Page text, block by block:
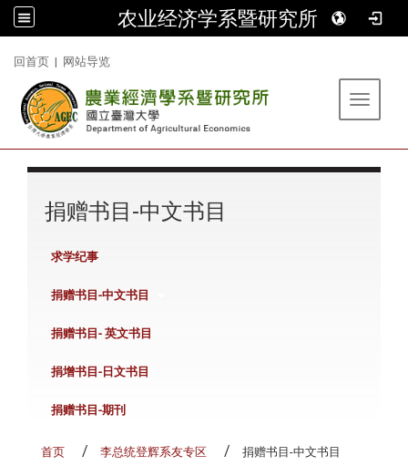
农业经济学系暨研究所
回首页 | 网站导览
Toggle
捐赠书目-中文书目
求学纪事
捐赠书目-中文书目
捐赠书目- 英文书目
捐增书目-日文书目
捐赠书目-期刊
首页 李总统登辉系友专区 捐赠书目-中文书目